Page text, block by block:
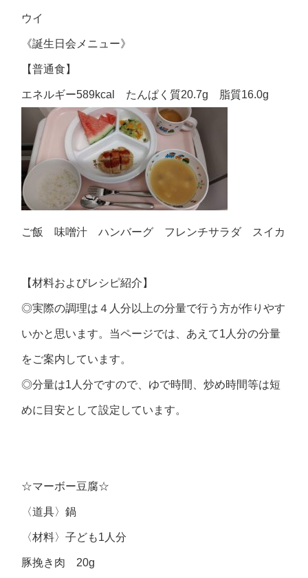
ウイ
《誕生日会メニュー》
【普通食】
エネルギー589kcal たんぱく質20.7g 脂質16.0g
ご飯 味噌汁 ハンバーグ フレンチサラダ スイカ
【材料およびレシピ紹介】
◎実際の調理は４人分以上の分量で行う方が作りやす
いかと思います。当ページでは、あえて1人分の分量
をご案内しています。
◎分量は1人分ですので、ゆで時間、炒め時間等は短
めに目安として設定しています。
☆マーボー豆腐☆
〈道具〉鍋
〈材料〉子ども1人分
豚挽き肉 20g